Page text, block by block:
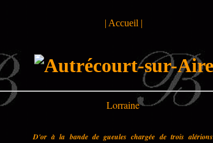
| Accueil |
Lorraine
D'or à la bande de gueules chargée de trois alérions